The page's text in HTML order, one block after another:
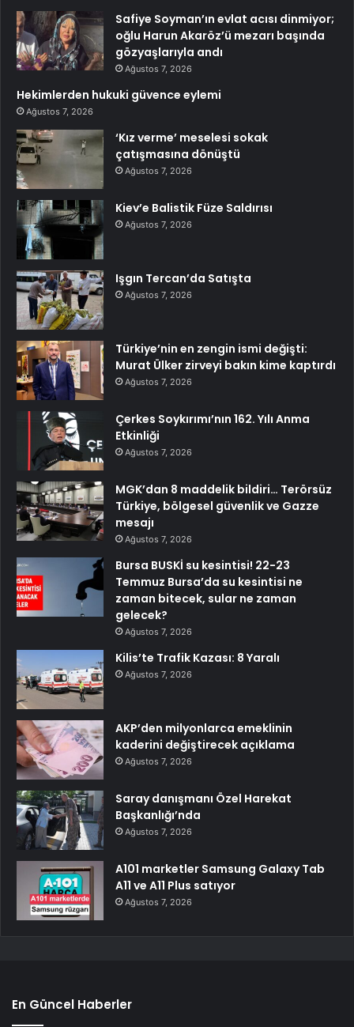
Safiye Soyman’ın evlat acısı dinmiyor;
oğlu Harun Akaröz’ü mezarı başında
gözyaşlarıyla andı
Ağustos 7, 2026
Hekimlerden hukuki güvence eylemi
Ağustos 7, 2026
‘Kız verme’ meselesi sokak
çatışmasına dönüştü
Ağustos 7, 2026
Kiev’e Balistik Füze Saldırısı
Ağustos 7, 2026
Işgın Tercan’da Satışta
Ağustos 7, 2026
Türkiye’nin en zengin ismi değişti:
Murat Ülker zirveyi bakın kime kaptırdı
Ağustos 7, 2026
Çerkes Soykırımı’nın 162. Yılı Anma
Etkinliği
Ağustos 7, 2026
MGK’dan 8 maddelik bildiri… Terörsüz
Türkiye, bölgesel güvenlik ve Gazze
mesajı
Ağustos 7, 2026
Bursa BUSKİ su kesintisi! 22-23
Temmuz Bursa’da su kesintisi ne
zaman bitecek, sular ne zaman
gelecek?
Ağustos 7, 2026
Kilis’te Trafik Kazası: 8 Yaralı
Ağustos 7, 2026
AKP’den milyonlarca emeklinin
kaderini değiştirecek açıklama
Ağustos 7, 2026
Saray danışmanı Özel Harekat
Başkanlığı’nda
Ağustos 7, 2026
A101 marketler Samsung Galaxy Tab
A11 ve A11 Plus satıyor
Ağustos 7, 2026
En Güncel Haberler